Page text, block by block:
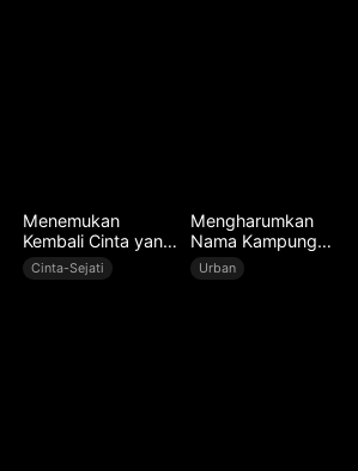
Menemukan
Kembali Cinta yang
Hilang
Cinta-Sejati
Mengharumkan
Nama Kampung
Halaman
Urban